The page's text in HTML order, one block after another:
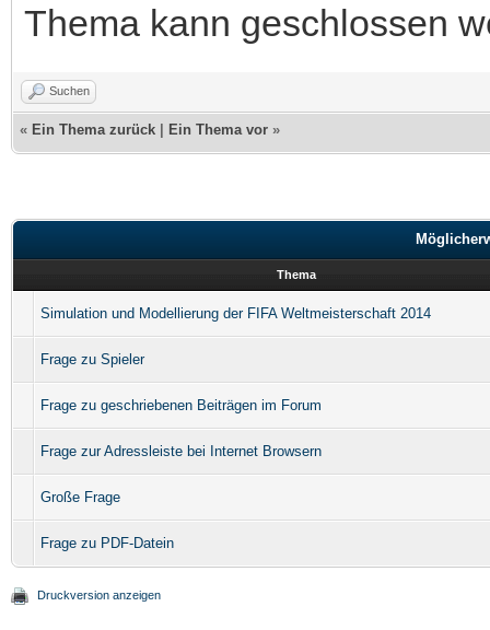
Thema kann geschlossen
Suchen
« Ein Thema zurück Ein Thema vor »
Thema
Simulation und Modellierung der FIFA Weltmeisterschaft 2014
Frage zu Spieler
Frage zu geschriebenen Beiträgen im Forum
Frage zur Adressleiste bei Internet Browsern
Große Frage
Frage zu PDF-Datein
Druckversion anzeigen